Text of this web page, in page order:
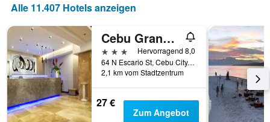
Alle 11.407 Hotels anzeigen
Cebu Grand Hotel
3 Sterne
Hervorragend 8,0
64 N Escario St, Cebu City, Philippinen
2,1 km vom Stadtzentrum
27 €
Zum Angebot